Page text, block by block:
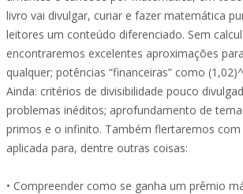
livro vai divulgar, curiar e fazer matemática
leitores um conteúdo diferenciado. Sem
encontraremos excelentes aproximações
qualquer; potências “financeiras” como
Ainda: critérios de divisibilidade pouco
problemas inéditos; aprofundamento de
primos e o infinito. Também flertaremos
aplicada para, dentre outras coisas:
• Compreender como se ganha um prêmio